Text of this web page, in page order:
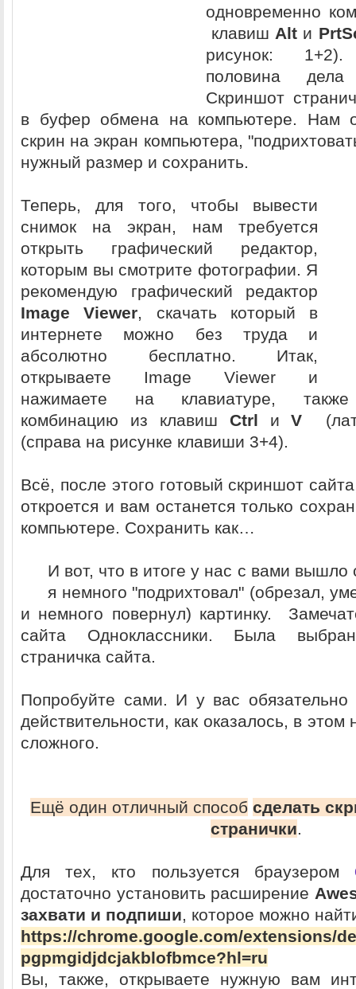
одновременно
клавиш Alt и
рисунок:
половина
Скриншот
в буфер обмена на компьютере. Нам
скрин на экран компьютера,
нужный размер и сохранить.
Теперь, для того, чтобы вывести
снимок на экран, нам требуется
открыть графический редактор,
которым вы смотрите фотографии. Я
рекомендую графический редактор
Image Viewer, скачать который в
интернете можно без труда и
абсолютно бесплатно. Итак,
открываете Image Viewer и
нажимаете на клавиатуре, также
комбинацию из клавиш Ctrl иV
(справа на рисунке клавиши 3+4).
Всё, после этого готовый скриншот
откроется и вам останется только
компьютере. Сохранить как…
И вот, что в итоге у нас с вами вышло
я немного "подрихтовал" (обрезал,
и немного повернул) картинку.
сайта Одноклассники. Была
страничка сайта.
Попробуйте сами. И у вас обязательно
действительности, как оказалось, в этом
сложного.
Ещё один отличный способ сделать
странички.
Для тех, кто пользуется браузером
достаточно установить расширение
захвати и подпиши, которое можно
https://chrome.google.com/extensions/
pgpmgidjdcjakblofbmce?hl=ru
Вы, также, открываете нужную вам